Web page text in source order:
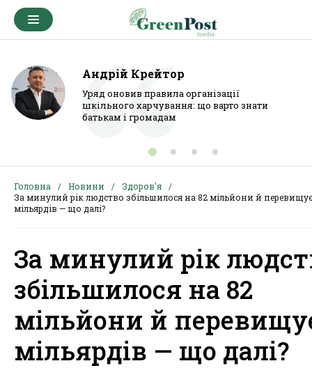
Андрій Крейтор
Уряд оновив правила організації
шкільного харчування: що варто знати
батькам і громадам
Головна Новини
Здоров'я
За минулий рік людство збільшилося на 82 мільйони й
мільярдів — що далі?
За минулий рік
збільшилося на 82
мільйони й
мільярдів — що далі?